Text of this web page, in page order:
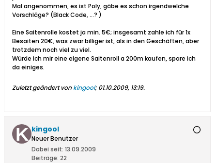
Mal angenommen, es ist Poly, gäbe es schon irgendwelche
Vorschläge? (Black Code, ...? )
Eine Saitenrolle kostet ja min. 5€; insgesamt zahle ich für 1x
Besaiten 20€, was zwar billiger ist, als in den Geschäften, aber
trotzdem noch viel zu viel.
Würde ich mir eine eigene Saitenroll a 200m kaufen, spare ich
da einiges.
Zuletzt geändert von kingool; 01.10.2009, 13:19.
kingool
Neuer Benutzer
Dabei seit: 13.09.2009
Beiträge: 22